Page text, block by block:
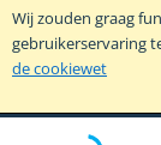
Wij zouden graag
gebruikerservaring
de cookiewet